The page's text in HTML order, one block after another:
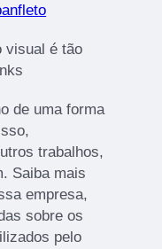
visual é tão
de uma forma
trabalhos,
Saiba mais
empresa,
sobre os
pelo